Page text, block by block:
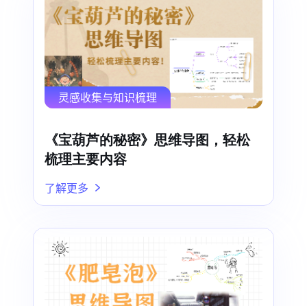
灵感收集与知识梳理
《宝葫芦的秘密》思维导图，轻松
梳理主要内容
了解更多